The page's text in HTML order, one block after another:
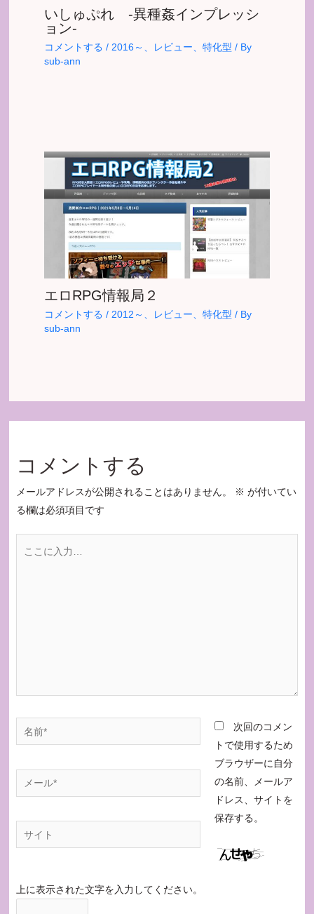
いしゅぷれ -異種姦インプレッシ
ョン-
コメントする / 2016～ レビュー 特化型 / By
sub-ann
エロRPG情報局２
コメントする / 2012～ 、 レビュー、 特化型 / By
sub-ann
コメントする
メールアドレスが公開されることはありません。 ※ が付いてい
る欄は必須項目です
次回のコメン
トで使用するため
ブラウザーに自分
の名前、メールア
ドレス、サイトを
保存する。
上に表示された文字を入力してください。